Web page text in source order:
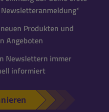
Produkten und
Angeboten
Newslettern immer
informiert